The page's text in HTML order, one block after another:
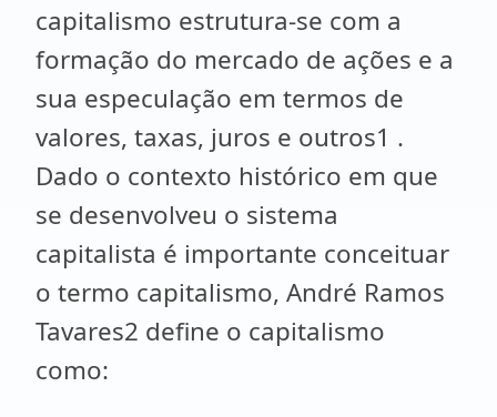
capitalismo estrutura-se com a
formação do mercado de ações e a
sua especulação em termos de
valores, taxas, juros e outros1 .
Dado o contexto histórico em que
se desenvolveu o sistema
capitalista é importante conceituar
o termo capitalismo, André Ramos
Tavares2 define o capitalismo
como: